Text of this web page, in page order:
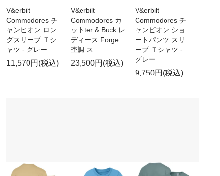
V&erbilt
Commodores チ
ャンピオン ロン
グスリーブ Ｔシ
ャツ - グレー
11,570円(税込)
V&erbilt
Commodores カ
ットter & Buck レ
ディース Forge
杢調 ス
23,500円(税込)
V&erbilt
Commodores チ
ャンピオン ショ
ートパンツ スリ
ーブ Ｔシャツ -
グレー
9,750円(税込)